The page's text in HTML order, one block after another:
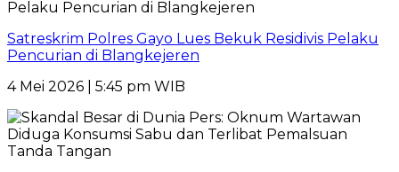
Satreskrim Polres Gayo Lues Bekuk Residivis Pelaku
Pencurian di Blangkejeren
4 Mei 2026 | 5:45 pm WIB